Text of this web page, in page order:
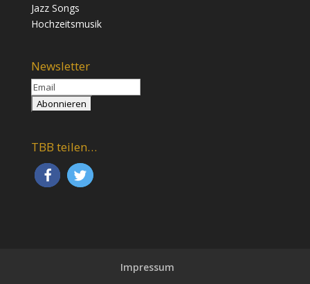
Jazz Songs
Hochzeitsmusik
Newsletter
TBB teilen…
Impressum